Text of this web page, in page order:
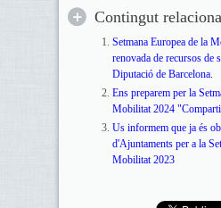
Contingut
Setmana Europea de la
renovada de recursos de
Diputació de Barcelona.
Ens preparem per la
Mobilitat 2024
Us informem que ja és
d'Ajuntaments per a la
Mobilitat 2023